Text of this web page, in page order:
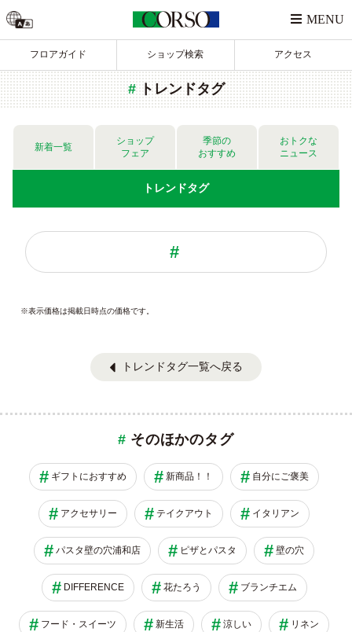
フロアガイド ショップ検索 アクセス
トレンドタグ
新着一覧
ショップ
フェア
季節の
おすすめ
おトクな
ニュース
トレンドタグ
※表示価格は掲載日時点の価格です。
トレンドタグ一覧へ戻る
そのほかのタグ
ギフトにおすすめ 新商品！！ 自分にご褒美
アクセサリー テイクアウト イタリアン
パスタ壁の穴浦和店 ピザとパスタ 壁の穴
DIFFERENCE 花たろう ブランチエム
フード・スイーツ 新生活 涼しい リネン